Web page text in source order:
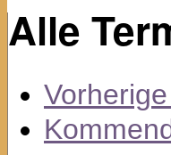
Alle